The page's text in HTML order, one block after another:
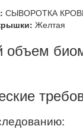
СЫВОРОТКА
Желтая
объем